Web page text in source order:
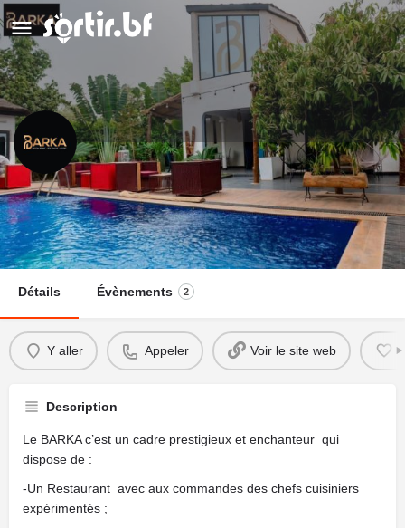
LE BARKA
Appeler
Détails Évènements 2
Y aller Appeler Voir le site web
Description
Le BARKA c’est un cadre prestigieux et enchanteur qui
dispose de :
-Un Restaurant avec aux commandes des chefs cuisiniers
expérimentés ;